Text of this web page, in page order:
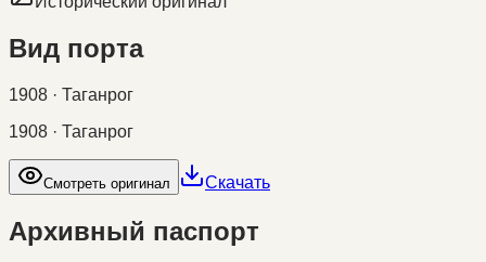
Вид порта
1908 · Таганрог
1908 · Таганрог
Смотреть оригинал Скачать
Архивный паспорт